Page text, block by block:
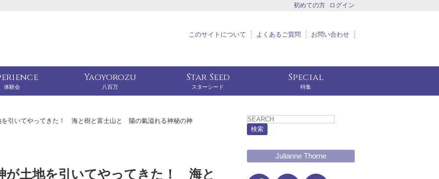
初めての方 ログイン
このサイトについて よくあるご質問 お問い合わせ
体験会
Yaoyorozu
八百万
Star Seed
スターシード
Special
特集
を引いてやってきた！ 海と樹と富士山と 陽の氣溢れる神秘の神
が土地を引いてやってきた！ 海と
検索
Julianne Thorne